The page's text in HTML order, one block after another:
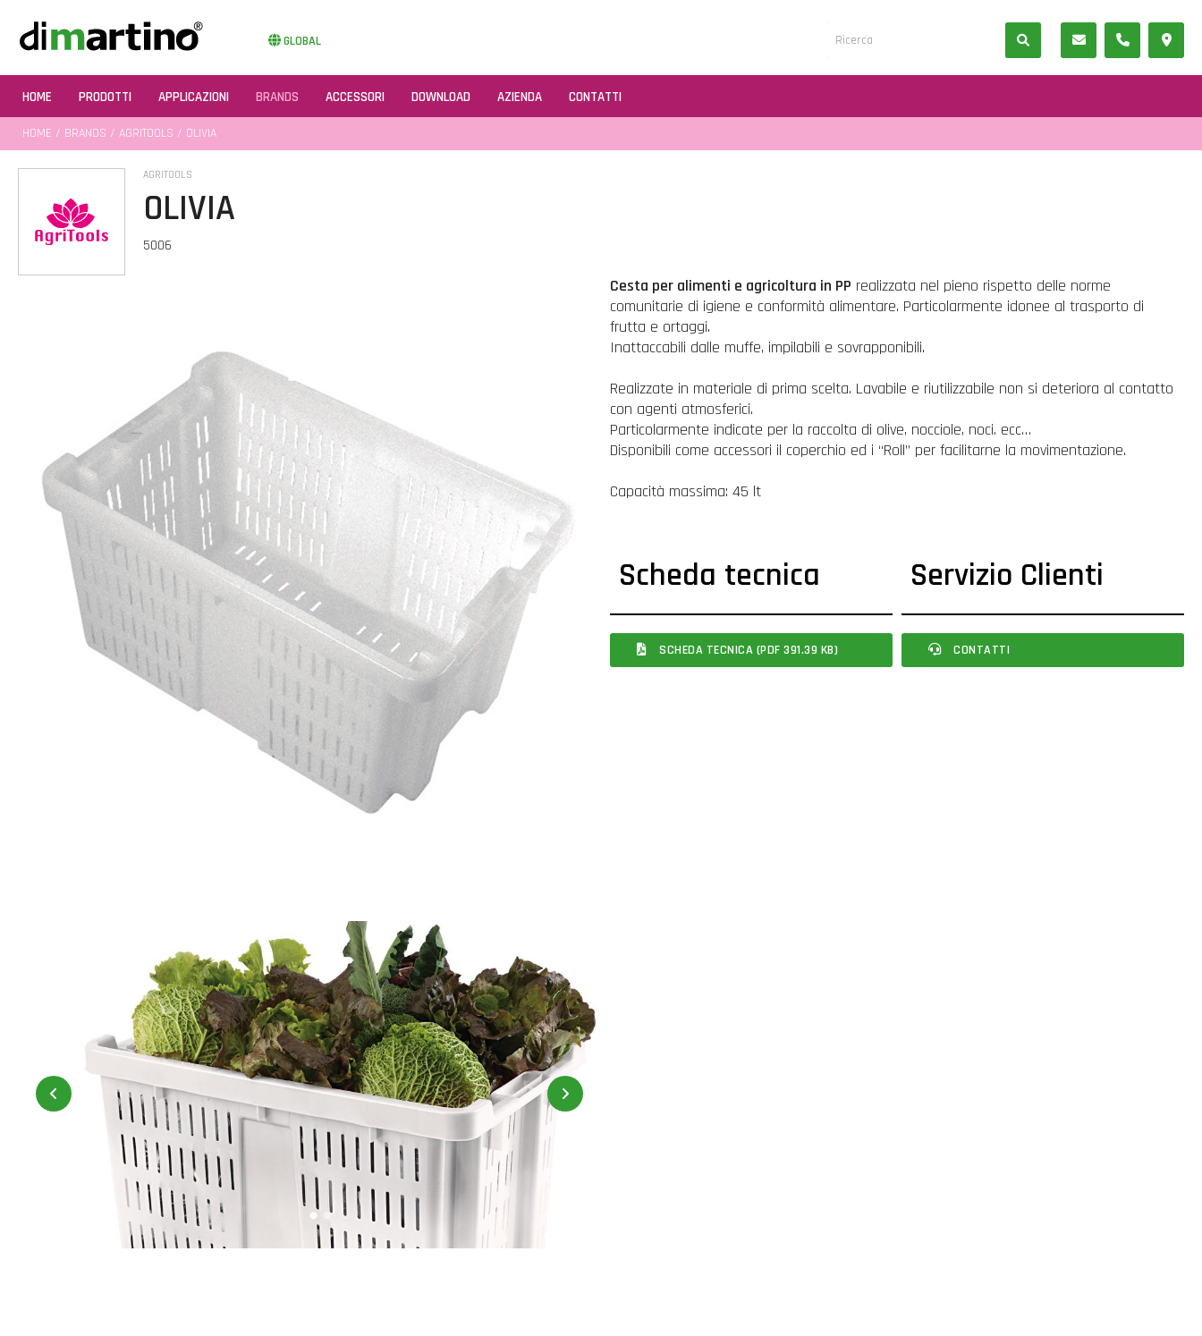
GLOBAL
HOME PRODOTTI APPLICAZIONI BRANDS ACCESSORI DOWNLOAD AZIENDA CONTATTI
HOME / BRANDS / AGRITOOLS / OLIVIA
AGRITOOLS
OLIVIA
5006
Cesta per alimenti e agricoltura in PP realizzata nel pieno rispetto delle norme
comunitarie di igiene e conformità alimentare. Particolarmente idonee al trasporto di
frutta e ortaggi.
Inattaccabili dalle muffe, impilabili e sovrapponibili.
Realizzate in materiale di prima scelta. Lavabile e riutilizzabile non si deteriora al contatto
con agenti atmosferici.
Particolarmente indicate per la raccolta di olive, nocciole, noci. ecc…
Disponibili come accessori il coperchio ed i “Roll” per facilitarne la movimentazione.
Capacità massima: 45 lt
Scheda tecnica
SCHEDA TECNICA (PDF 391.39 KB)
Servizio Clienti
CONTATTI